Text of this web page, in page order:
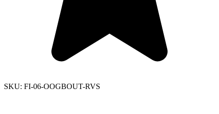
SKU: FI-06-OOGBOUT-RVS